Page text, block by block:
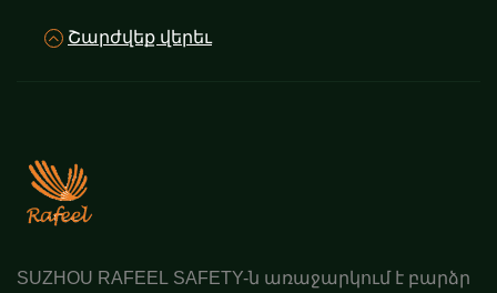
Շարժվեք վերեւ
SUZHOU RAFEEL SAFETY-ն առաջարկում է բարձր